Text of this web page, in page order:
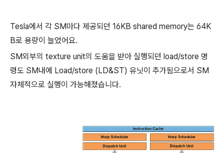
Tesla에서 각 SM마다 제공되던 16KB shared memory는 64K
B로 용량이 늘었어요.
SM외부의 texture unit의 도움을 받아 실행되던 load/store 명
령도 SM내에 Load/store (LD&ST) 유닛이 추가됨으로서 SM
자체적으로 실행이 가능해졌습니다.